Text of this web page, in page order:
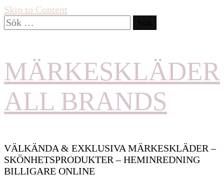
Skip to Content
Sök
efter:
MÄRKESKLÄDER
ALL BRANDS
VÄLKÄNDA & EXKLUSIVA MÄRKESKLÄDER –
SKÖNHETSPRODUKTER – HEMINREDNING
BILLIGARE ONLINE